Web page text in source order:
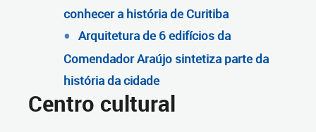
conhecer a história de Curitiba
Arquitetura de 6 edifícios da
Comendador Araújo sintetiza parte da
história da cidade
Centro cultural